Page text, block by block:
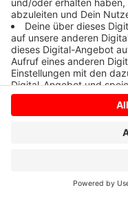
Anzeige
Anzeige